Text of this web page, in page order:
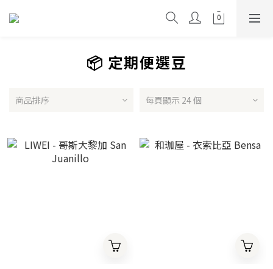
📦 定期便選豆
商品排序 每頁顯示 24 個